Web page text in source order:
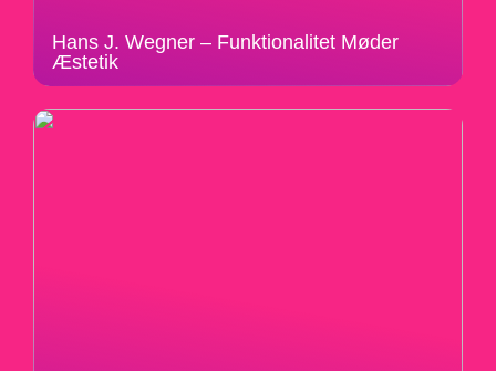
Hans J. Wegner – Funktionalitet Møder
Æstetik